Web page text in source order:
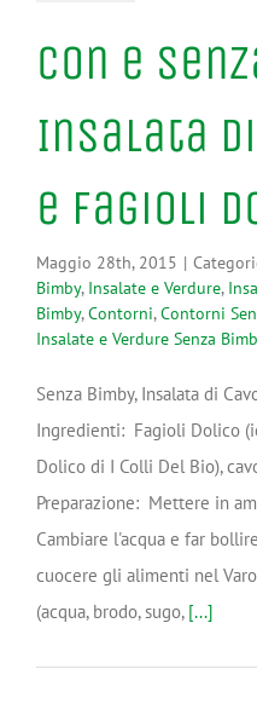
Con e
Insalata
e Fagioli
Maggio 28th, 2015 |
Bimby, Insalate e Verdure,
Bimby,Contorni,Contorni
Insalate e Verdure Senza
Senza Bimby, Insalata di
Ingredienti: Fagioli Dolico
Dolico di I Colli Del Bio),
Preparazione: Mettere in
Cambiare l'acqua e far
cuocere gli alimenti nel
(acqua, brodo, sugo, [...]